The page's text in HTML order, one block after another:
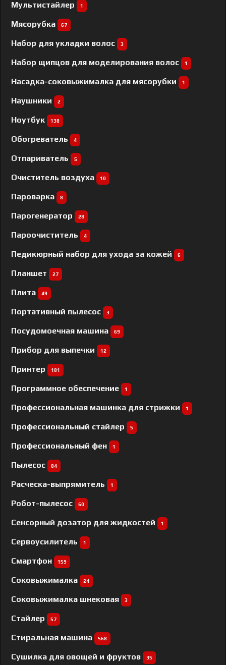
Мультистайлер 1
Мясорубка 67
Набор для укладки волос 3
Набор щипцов для моделирования волос 1
Насадка-соковыжималка для мясорубки 1
Наушники 2
Ноутбук 138
Обогреватель 4
Отпариватель 5
Очиститель воздуха 10
Пароварка 8
Парогенератор 28
Пароочиститель 4
Педикюрный набор для ухода за кожей 6
Планшет 27
Плита 49
Портативный пылесос 3
Посудомоечная машина 69
Прибор для выпечки 12
Принтер 181
Программное обеспечение 1
Профессиональная машинка для стрижки 1
Профессиональный cтайлер 5
Профессиональный фен 1
Пылесос 84
Расческа-выпрямитель 1
Робот-пылесос 60
Сенсорный дозатор для жидкостей 1
Сервоусилитель 1
Смартфон 159
Соковыжималка 24
Соковыжималка шнековая 3
Стайлер 57
Стиральная машина 568
Сушилка для овощей и фруктов 35